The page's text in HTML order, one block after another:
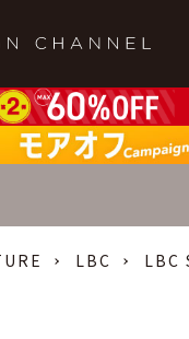
LBC LBC